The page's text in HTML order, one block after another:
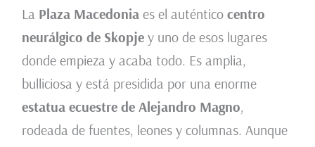
La Plaza Macedoniaes el auténtico centro
neurálgico de Skopjey uno de esos lugares
donde empieza y acaba todo. Es amplia,
bulliciosa y está presidida por una enorme
estatua ecuestre de Alejandro Magno,
rodeada de fuentes, leones y columnas. Aunque